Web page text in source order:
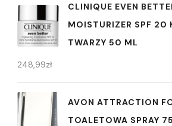
CLINIQUE EVEN
MOISTURIZER SPF 20
TWARZY 50 ML
248,99zł
AVON ATTRACTION
TOALETOWA SPRAY